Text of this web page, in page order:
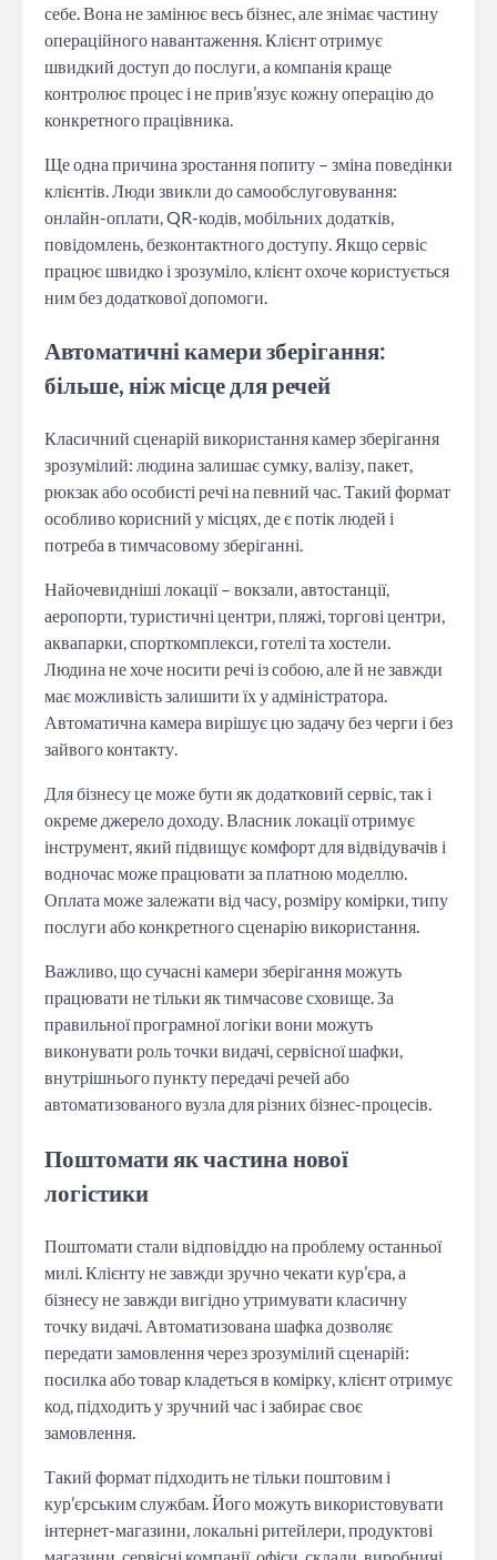
себе. Вона не замінює весь бізнес, але знімає частину
операційного навантаження. Клієнт отримує
швидкий доступ до послуги, а компанія краще
контролює процес і не прив’язує кожну операцію до
конкретного працівника.
Ще одна причина зростання попиту – зміна поведінки
клієнтів. Люди звикли до самообслуговування:
онлайн-оплати, QR-кодів, мобільних додатків,
повідомлень, безконтактного доступу. Якщо сервіс
працює швидко і зрозуміло, клієнт охоче користується
ним без додаткової допомоги.
Автоматичні камери зберігання:
більше, ніж місце для речей
Класичний сценарій використання камер зберігання
зрозумілий: людина залишає сумку, валізу, пакет,
рюкзак або особисті речі на певний час. Такий формат
особливо корисний у місцях, де є потік людей і
потреба в тимчасовому зберіганні.
Найочевидніші локації – вокзали, автостанції,
аеропорти, туристичні центри, пляжі, торгові центри,
аквапарки, спорткомплекси, готелі та хостели.
Людина не хоче носити речі із собою, але й не завжди
має можливість залишити їх у адміністратора.
Автоматична камера вирішує цю задачу без черги і без
зайвого контакту.
Для бізнесу це може бути як додатковий сервіс, так і
окреме джерело доходу. Власник локації отримує
інструмент, який підвищує комфорт для відвідувачів і
водночас може працювати за платною моделлю.
Оплата може залежати від часу, розміру комірки, типу
послуги або конкретного сценарію використання.
Важливо, що сучасні камери зберігання можуть
працювати не тільки як тимчасове сховище. За
правильної програмної логіки вони можуть
виконувати роль точки видачі, сервісної шафки,
внутрішнього пункту передачі речей або
автоматизованого вузла для різних бізнес-процесів.
Поштомати як частина нової
логістики
Поштомати стали відповіддю на проблему останньої
милі. Клієнту не завжди зручно чекати кур’єра, а
бізнесу не завжди вигідно утримувати класичну
точку видачі. Автоматизована шафка дозволяє
передати замовлення через зрозумілий сценарій:
посилка або товар кладеться в комірку, клієнт отримує
код, підходить у зручний час і забирає своє
замовлення.
Такий формат підходить не тільки поштовим і
кур’єрським службам. Його можуть використовувати
інтернет-магазини, локальні ритейлери, продуктові